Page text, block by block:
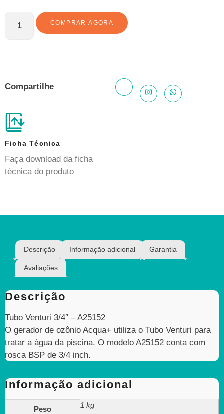
COMPRAR AGORA
Compartilhe
Ficha Técnica
Faça download da ficha
técnica do produto
Descrição Informação adicional Garantia
Avaliações
Descrição
Tubo Venturi 3/4″ – A25152
O gerador de ozônio Acqua+ utiliza o Tubo Venturi para
tratar a água da piscina. O modelo A25152 conta com
rosca BSP de 3/4 inch.
Informação adicional
Peso 1 kg